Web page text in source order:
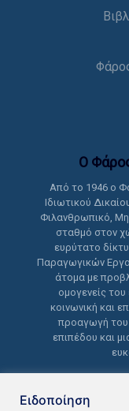
Ο
Από το 1946 ο
Ιδιωτικού
Φιλανθρωπικό,
σταθμό στον
ευρύτατο
Παραγωγικών
άτομα με
ομογενείς
κοινωνική και
προαγωγή του
επιπέδου και
Ειδοποίηση